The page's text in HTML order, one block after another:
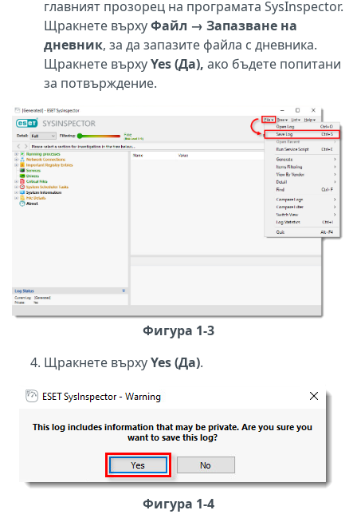
главният прозорец на програмата SysInspector.
Щракнете върхуФайл → Запазване на
дневник, за да запазите файла с дневника.
Щракнете върхуYes (Да), ако бъдете попитани
за потвърждение.
Фигура 1-3
Щракнете върхуYes (Да).
Фигура 1-4